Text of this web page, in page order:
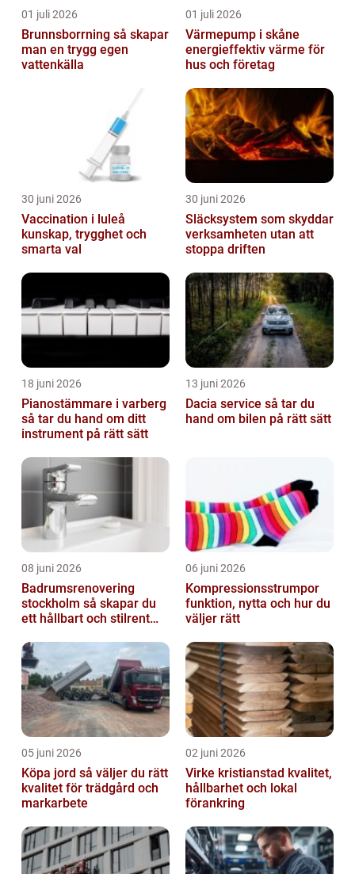
01 juli 2026
Brunnsborrning så skapar
man en trygg egen
vattenkälla
01 juli 2026
Värmepump i skåne
energieffektiv värme för
hus och företag
30 juni 2026
Vaccination i luleå
kunskap, trygghet och
smarta val
30 juni 2026
Släcksystem som skyddar
verksamheten utan att
stoppa driften
18 juni 2026
Pianostämmare i varberg
så tar du hand om ditt
instrument på rätt sätt
13 juni 2026
Dacia service så tar du
hand om bilen på rätt sätt
08 juni 2026
Badrumsrenovering
stockholm så skapar du
ett hållbart och stilrent
06 juni 2026
Kompressionsstrumpor
funktion, nytta och hur du
väljer rätt
05 juni 2026
Köpa jord så väljer du rätt
kvalitet för trädgård och
markarbete
02 juni 2026
Virke kristianstad kvalitet,
hållbarhet och lokal
förankring